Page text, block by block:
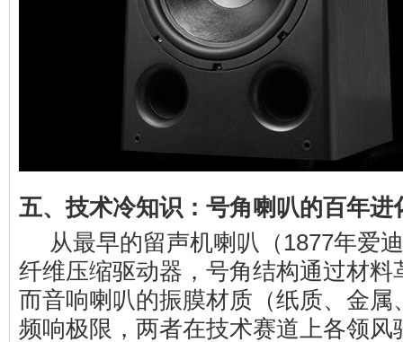
五、技术冷知识：号角喇叭的百年进
从最早的留声机喇叭（1877年爱
纤维压缩驱动器，号角结构通过材料
而音响喇叭的振膜材质（纸质、金属
频响极限，两者在技术赛道上各领风